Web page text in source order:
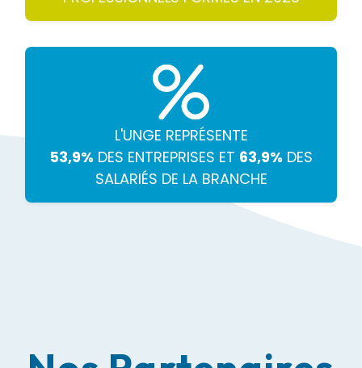
L'UNGE REPRÉSENTE
DES ENTREPRISES ET63,9%
SALARIÉS DE LA BRANCHE
Nos Partenaires